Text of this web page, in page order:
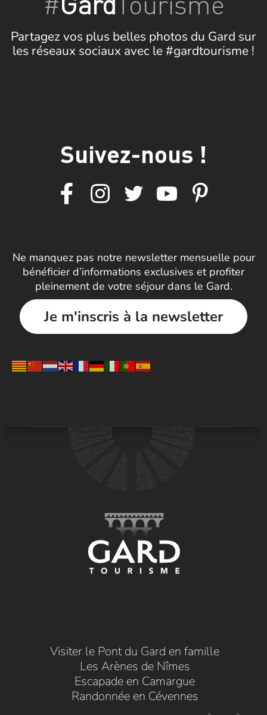
Partagez vos plus belles photos du Gard sur
les réseaux sociaux avec le #gardtourisme !
Suivez-nous !
Ne manquez pas notre newsletter mensuelle pour
bénéficier d’informations exclusives et profiter
pleinement de votre séjour dans le Gard.
Je m'inscris à la newsletter
Visiter le Pont du Gard en famille
Les Arènes de Nîmes
Escapade en Camargue
Randonnée en Cévennes